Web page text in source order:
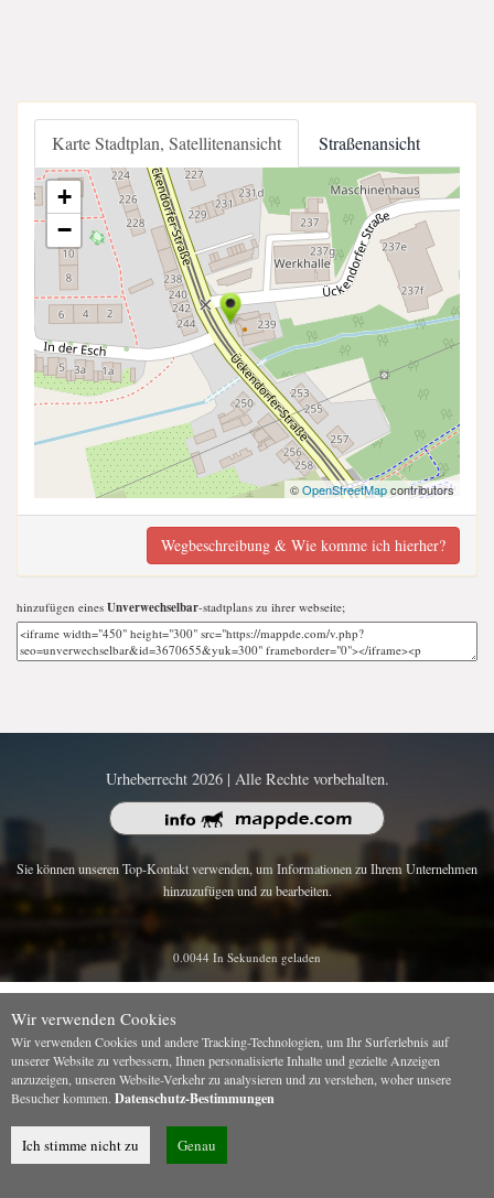
Karte Stadtplan, Satellitenansicht Straßenansicht
+
−
©OpenStreetMapcontributors
Wegbeschreibung & Wie komme ich hierher?
hinzufügen eines Unverwechselbar-stadtplans zu ihrer webseite;
Urheberrecht 2026 | Alle Rechte vorbehalten.
Sie können unseren Top-Kontakt verwenden, um Informationen zu Ihrem Unternehmen
hinzuzufügen und zu bearbeiten.
0.0044 In Sekunden geladen
Wir verwenden Cookies
Wir verwenden Cookies und andere Tracking-Technologien, um Ihr Surferlebnis auf
unserer Website zu verbessern, Ihnen personalisierte Inhalte und gezielte Anzeigen
anzuzeigen, unseren Website-Verkehr zu analysieren und zu verstehen, woher unsere
Besucher kommen. Datenschutz-Bestimmungen
Ich stimme nicht zu Genau